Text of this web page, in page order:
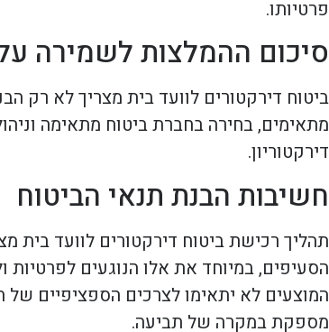
פרטיותו.
סיכום ההמלצות לשמירה
ביטוח דירקטורים לוועד בית מצריך לא רק
מתאימים, בחירה בחברת ביטוח מתאימה
דירקטוריון.
חשיבות הבנת תנאי הביטוח
תהליך רכישת ביטוח דירקטורים לוועד בית
הסעיפים, במיוחד את אלו הנוגעים לפרטיות
המוצעים לא יתאימו לצרכים הספציפיים
מספקת במקרה של תביעה.